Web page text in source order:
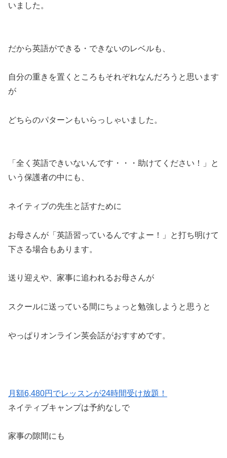
いました。
だから英語ができる・できないのレベルも、
自分の重きを置くところもそれぞれなんだろうと思います
が
どちらのパターンもいらっしゃいました。
「全く英語できいないんです・・・助けてください！」と
いう保護者の中にも、
ネイティブの先生と話すために
お母さんが「英語習っているんですよー！」と打ち明けて
下さる場合もあります。
送り迎えや、家事に追われるお母さんが
スクールに送っている間にちょっと勉強しようと思うと
やっぱりオンライン英会話がおすすめです。
月額6,480円でレッスンが24時間受け放題！
ネイティブキャンプは予約なしで
家事の隙間にも